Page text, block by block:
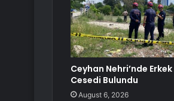
Ceyhan Nehri’nde Erkek
Cesedi Bulundu
August 6, 2026